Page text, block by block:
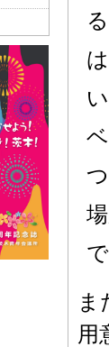
ま
用